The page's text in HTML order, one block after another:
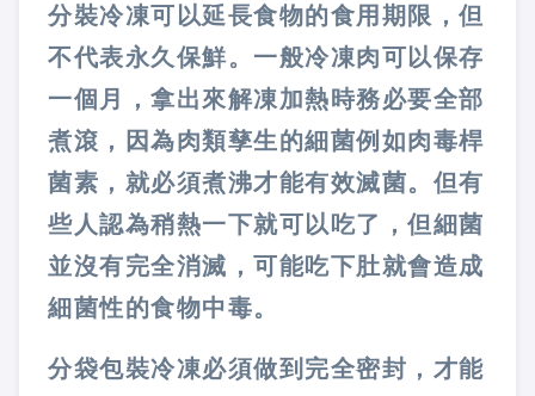
分裝冷凍可以延長食物的食用期限，但
不代表永久保鮮。一般冷凍肉可以保存
一個月，拿出來解凍加熱時務必要全部
煮滾，因為肉類孳生的細菌例如肉毒桿
菌素，就必須煮沸才能有效滅菌。但有
些人認為稍熱一下就可以吃了，但細菌
並沒有完全消滅，可能吃下肚就會造成
細菌性的食物中毒。
分袋包裝冷凍必須做到完全密封，才能